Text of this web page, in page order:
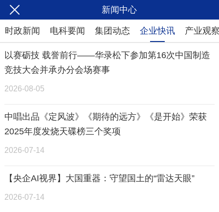
新闻中心
时政新闻 电科要闻 集团动态 企业快讯 产业观
以赛砺技 载誉前行——华录松下参加第16次中国制造
竞技大会并承办分会场赛事
2026-08-05
中唱出品《定风波》《期待的远方》《是开始》荣获
2025年度发烧天碟榜三个奖项
2026-07-14
【央企AI视界】大国重器：守望国土的“雷达天眼”
2026-07-14